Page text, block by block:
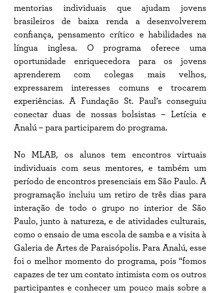
mentorias individuais que ajudam jovens
brasileiros de baixa renda a desenvolverem
confiança, pensamento crítico e habilidades na
língua inglesa. O programa oferece uma
oportunidade enriquecedora para os jovens
aprenderem com colegas mais velhos,
expressarem interesses comuns e trocarem
experiências. A Fundação St. Paul’s conseguiu
conectar duas de nossas bolsistas – Letícia e
Analú – para participarem do programa.
No MLAB, os alunos tem encontros virtuais
individuais com seus mentores, e também um
período de encontros presenciais em São Paulo. A
programação incluiu um retiro de três dias para
interação de todo o grupo no interior de São
Paulo, junto à natureza, e de atividades culturais,
como o ensaio de uma escola de samba e a visita à
Galeria de Artes de Paraisópolis. Para Analú, esse
foi o melhor momento do programa, pois “fomos
capazes de ter um contato intimista com os outros
participantes e conhecer um pouco mais sobre a